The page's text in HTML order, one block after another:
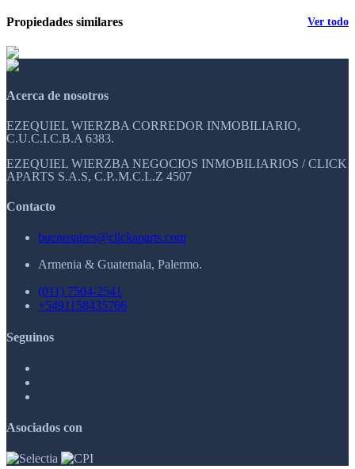
Propiedades similares Ver todo
Acerca de nosotros
EZEQUIEL WIERZBA CORREDOR INMOBILIARIO,
C.U.C.I.C.B.A 6383.
EZEQUIEL WIERZBA NEGOCIOS INMOBILIARIOS / CLICK
APARTS S.A.S, C.P..M.C.L.Z 4507
Contacto
buenosaires@clickaparts.com
Armenia & Guatemala, Palermo.
(011) 7504-2541
+5491158435766
Seguinos
Asociados con